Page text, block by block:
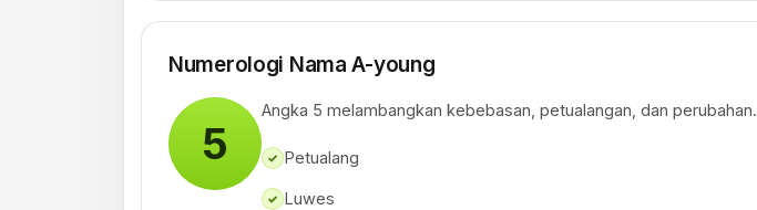
Numerologi Nama A-young
5
Angka 5 melambangkan kebebasan, petualangan, dan perubahan.
✓ Petualang
✓ Luwes